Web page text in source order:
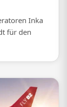
Inka
für den